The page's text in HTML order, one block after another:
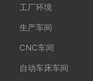
工厂环境
生产车间
CNC车间
自动车床车间